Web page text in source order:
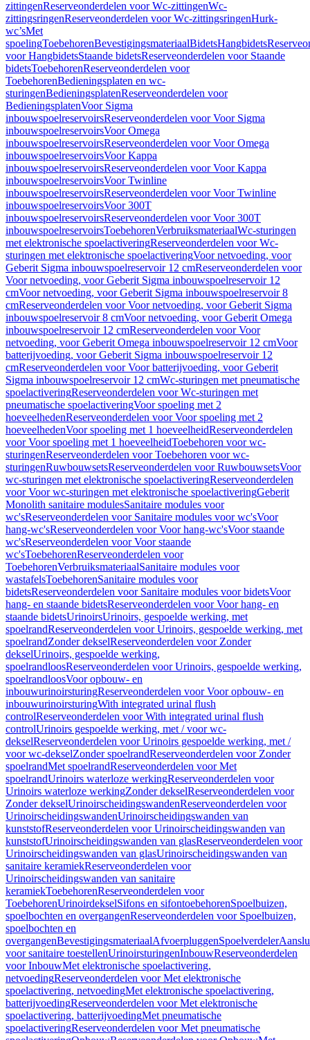
zittingenReserveonderdelen voor Wc-zittingenWc-
zittingsringenReserveonderdelen voor Wc-zittingsringenHurk-
wc’sMet
spoelingToebehorenBevestigingsmateriaalBidetsHangbidets
voor HangbidetsStaande bidetsReserveonderdelen voor Staande
bidetsToebehorenReserveonderdelen voor
ToebehorenBedieningsplaten en wc-
sturingenBedieningsplatenReserveonderdelen voor
BedieningsplatenVoor Sigma
inbouwspoelreservoirsReserveonderdelen voor Voor Sigma
inbouwspoelreservoirsVoor Omega
inbouwspoelreservoirsReserveonderdelen voor Voor Omega
inbouwspoelreservoirsVoor Kappa
inbouwspoelreservoirsReserveonderdelen voor Voor Kappa
inbouwspoelreservoirsVoor Twinline
inbouwspoelreservoirsReserveonderdelen voor Voor Twinline
inbouwspoelreservoirsVoor 300T
inbouwspoelreservoirsReserveonderdelen voor Voor 300T
inbouwspoelreservoirsToebehorenVerbruiksmateriaalWc-sturingen
met elektronische spoelactiveringReserveonderdelen voor Wc-
sturingen met elektronische spoelactiveringVoor netvoeding, voor
Geberit Sigma inbouwspoelreservoir 12 cmReserveonderdelen voor
Voor netvoeding, voor Geberit Sigma inbouwspoelreservoir 12
cmVoor netvoeding, voor Geberit Sigma inbouwspoelreservoir 8
cmReserveonderdelen voor Voor netvoeding, voor Geberit Sigma
inbouwspoelreservoir 8 cmVoor netvoeding, voor Geberit Omega
inbouwspoelreservoir 12 cmReserveonderdelen voor Voor
netvoeding, voor Geberit Omega inbouwspoelreservoir 12 cmVoor
batterijvoeding, voor Geberit Sigma inbouwspoelreservoir 12
cmReserveonderdelen voor Voor batterijvoeding, voor Geberit
Sigma inbouwspoelreservoir 12 cmWc-sturingen met pneumatische
spoelactiveringReserveonderdelen voor Wc-sturingen met
pneumatische spoelactiveringVoor spoeling met 2
hoeveelhedenReserveonderdelen voor Voor spoeling met 2
hoeveelhedenVoor spoeling met 1 hoeveelheidReserveonderdelen
voor Voor spoeling met 1 hoeveelheidToebehoren voor wc-
sturingenReserveonderdelen voor Toebehoren voor wc-
sturingenRuwbouwsetsReserveonderdelen voor RuwbouwsetsVoor
wc-sturingen met elektronische spoelactiveringReserveonderdelen
voor Voor wc-sturingen met elektronische spoelactiveringGeberit
Monolith sanitaire modulesSanitaire modules voor
wc'sReserveonderdelen voor Sanitaire modules voor wc'sVoor
hang-wc'sReserveonderdelen voor Voor hang-wc'sVoor staande
wc'sReserveonderdelen voor Voor staande
wc'sToebehorenReserveonderdelen voor
ToebehorenVerbruiksmateriaalSanitaire modules voor
wastafelsToebehorenSanitaire modules voor
bidetsReserveonderdelen voor Sanitaire modules voor bidetsVoor
hang- en staande bidetsReserveonderdelen voor Voor hang- en
staande bidetsUrinoirsUrinoirs, gespoelde werking, met
spoelrandReserveonderdelen voor Urinoirs, gespoelde werking, met
spoelrandZonder dekselReserveonderdelen voor Zonder
dekselUrinoirs, gespoelde werking,
spoelrandloosReserveonderdelen voor Urinoirs, gespoelde werking,
spoelrandloosVoor opbouw- en
inbouwurinoirsturingReserveonderdelen voor Voor opbouw- en
inbouwurinoirsturingWith integrated urinal flush
controlReserveonderdelen voor With integrated urinal flush
controlUrinoirs gespoelde werking, met / voor wc-
dekselReserveonderdelen voor Urinoirs gespoelde werking, met /
voor wc-dekselZonder spoelrandReserveonderdelen voor Zonder
spoelrandMet spoelrandReserveonderdelen voor Met
spoelrandUrinoirs waterloze werkingReserveonderdelen voor
Urinoirs waterloze werkingZonder dekselReserveonderdelen voor
Zonder dekselUrinoirscheidingswandenReserveonderdelen voor
UrinoirscheidingswandenUrinoirscheidingswanden van
kunststofReserveonderdelen voor Urinoirscheidingswanden van
kunststofUrinoirscheidingswanden van glasReserveonderdelen voor
Urinoirscheidingswanden van glasUrinoirscheidingswanden van
sanitaire keramiekReserveonderdelen voor
Urinoirscheidingswanden van sanitaire
keramiekToebehorenReserveonderdelen voor
ToebehorenUrinoirdekselSifons en sifontoebehorenSpoelbuizen,
spoelbochten en overgangenReserveonderdelen voor Spoelbuizen,
spoelbochten en
overgangenBevestigingsmateriaalAfvoerpluggenSpoelverdeler
voor sanitaire toestellenUrinoirsturingenInbouwReserveonderdelen
voor InbouwMet elektronische spoelactivering,
netvoedingReserveonderdelen voor Met elektronische
spoelactivering, netvoedingMet elektronische spoelactivering,
batterijvoedingReserveonderdelen voor Met elektronische
spoelactivering, batterijvoedingMet pneumatische
spoelactiveringReserveonderdelen voor Met pneumatische